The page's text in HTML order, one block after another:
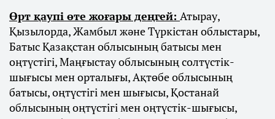
Өрт қаупі өте жоғары деңгей: Атырау,
Қызылорда, Жамбыл және Түркістан облыстары,
Батыс Қазақстан облысының батысы мен
оңтүстігі, Маңғыстау облысының солтүстік-
шығысы мен орталығы, Ақтөбе облысының
батысы, оңтүстігі мен шығысы, Қостанай
облысының оңтүстігі мен оңтүстік-шығысы,